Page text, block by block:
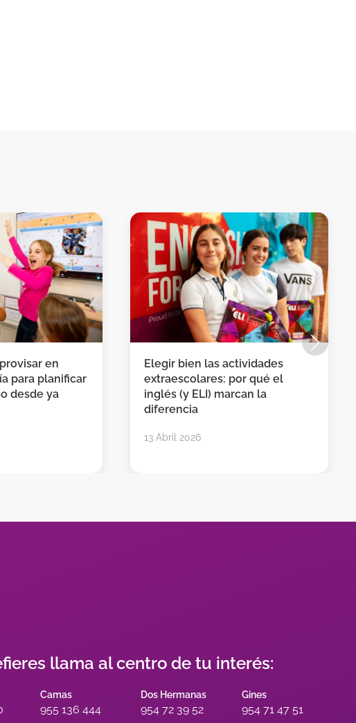
en
para planificar
desde ya
Elegir bien las actividades
extraescolares: por qué el
inglés (y ELI) marcan la
diferencia
13 Abril 2026
llama al centro de tu interés:
Camas
955 136 444
Dos Hermanas
954 72 39 52
Gines
954 71 47 51